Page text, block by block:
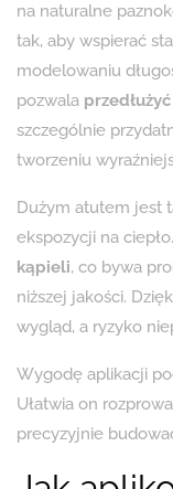
na naturalne
tak, aby wspierać
modelowaniu
pozwala
szczególnie
tworzeniu
Dużym atutem jest
ekspozycji na
kąpieli, co bywa
niższej jakości.
wygląd, a ryzyko
Wygodę aplikacji
Ułatwia on
precyzyjnie